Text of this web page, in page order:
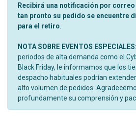
Recibirá una notificación por
tan pronto su pedido se encuentre
para el retiro
NOTA SOBRE EVENTOS ESPECIALES
periodos de alta demanda como el
Black Friday, le informamos que los
despacho habituales podrían
alto volumen de pedidos.
profundamente su comprensión y